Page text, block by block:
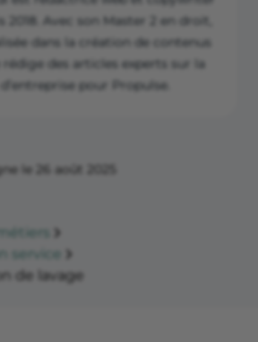
2018. Avec son Master 2 en droit,
dans la création de contenus
rédige des articles experts sur la
d’entreprise pour Propulse.
le 26 août 2025
service
de lavage